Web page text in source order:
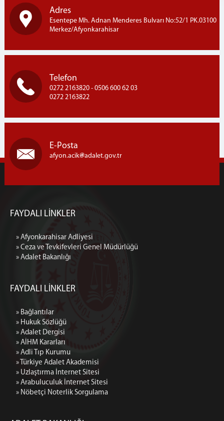
Adres
Esentepe Mh. Adnan Menderes Bulvarı No:52/1 PK.03100
Merkez/Afyonkarahisar
Telefon
0272 2163820 - 0506 600 62 03
0272 2163822
E-Posta
afyon.acik adalet.gov.tr
FAYDALI LİNKLER
» Afyonkarahisar Adliyesi
» Ceza ve Tevkifevleri Genel Müdürlüğü
» Adalet Bakanlığı
FAYDALI LİNKLER
» Bağlantılar
» Hukuk Sözlüğü
» Adalet Dergisi
» AİHM Kararları
» Adli Tıp Kurumu
» Türkiye Adalet Akademisi
» Uzlaştırma İnternet Sitesi
» Arabuluculuk İnternet Sitesi
» Nöbetçi Noterlik Sorgulama